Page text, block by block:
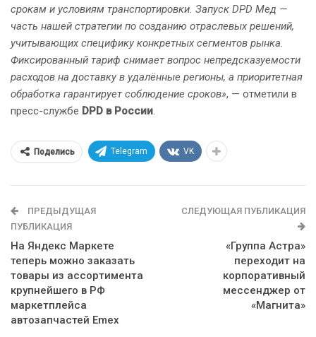
срокам и условиям транспортировки. Запуск DPD Мед —
часть нашей стратегии по созданию отраслевых решений,
учитывающих специфику конкретных сегментов рынка.
Фиксированный тариф снимает вопрос непредсказуемости
расходов на доставку в удалённые регионы, а приоритетная
обработка гарантирует соблюдение сроков», — отметили в
пресс-службе DPD в России.
Поделись Telegram VK
ПРЕДЫДУЩАЯ
ПУБЛИКАЦИЯ
На Яндекс Маркете
теперь можно заказать
товары из ассортимента
крупнейшего в РФ
маркетплейса
автозапчастей Emex
СЛЕДУЮЩАЯ ПУБЛИКАЦИЯ
«Группа Астра»
переходит на
корпоративный
мессенджер от
«Магнита»